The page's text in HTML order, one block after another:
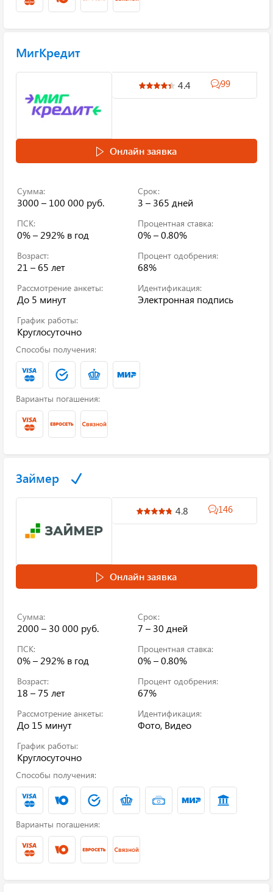
МигКредит
4.4 99
Онлайн заявка
Сумма:
3000 – 100 000 руб.
Срок:
3 – 365 дней
ПСК:
0% – 292% в год
Процентная ставка:
0% – 0.80%
Возраст:
21 – 65 лет
Процент одобрения:
68%
Рассмотрение анкеты:
До 5 минут
Идентификация:
Электронная подпись
График работы:
Круглосуточно
Способы получения:
Варианты погашения:
Займер
4.8 146
Онлайн заявка
Сумма:
2000 – 30 000 руб.
Срок:
7 – 30 дней
ПСК:
0% – 292% в год
Процентная ставка:
0% – 0.80%
Возраст:
18 – 75 лет
Процент одобрения:
67%
Рассмотрение анкеты:
До 15 минут
Идентификация:
Фото, Видео
График работы:
Круглосуточно
Способы получения:
Варианты погашения: